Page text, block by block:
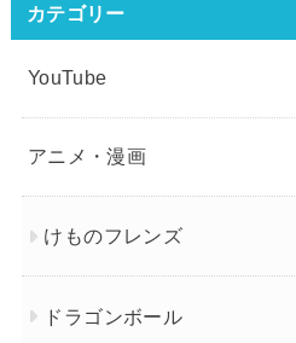
カテゴリー
YouTube
アニメ・漫画
けものフレンズ
ドラゴンボール